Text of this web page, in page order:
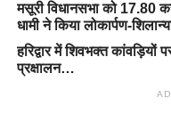
मसूरी विधानसभा को 17.80
धामी ने किया लोकार्पण-
हरिद्वार में शिवभक्त कांवड़ियों
प्रक्षालन…